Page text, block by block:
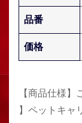
品番
価格
【商品仕様
】ペットキャ